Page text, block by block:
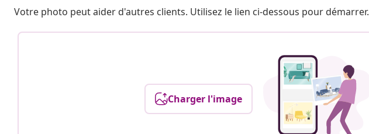
Votre photo peut aider d'autres clients. Utilisez le lien ci-dessous pour démarrer.
Charger l'image